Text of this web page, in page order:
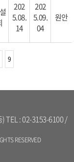
202
5.08.
14
202
5.09.
04
원안
9
TEL : 02-3153-6100 /
RESERVED